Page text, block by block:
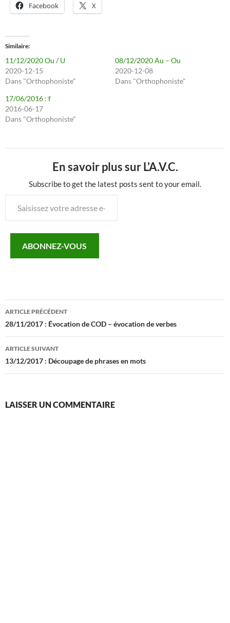
Facebook X
Similaire
11/12/2020 Ou / U
2020-12-15
Dans "Orthophoniste"
08/12/2020 Au – Ou
2020-12-08
Dans "Orthophoniste"
17/06/2016 : f
2016-06-17
Dans "Orthophoniste"
En savoir plus sur L'A.V.C.
Subscribe to get the latest posts sent to your email.
votre
mail…ABONNEZ-VOUS
Navigation
des
articles
ARTICLE PRÉCÉDENT
28/11/2017 : Évocation de COD – évocation de verbes
ARTICLE SUIVANT
13/12/2017 : Découpage de phrases en mots
LAISSER UN COMMENTAIRE